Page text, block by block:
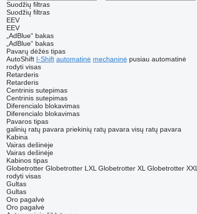
Suodžių filtras
Suodžių filtras
EEV
EEV
„AdBlue“ bakas
„AdBlue“ bakas
Pavarų dėžės tipas
AutoShift I-Shift automatinė mechaninė pusiau automatinė
rodyti visas
Retarderis
Retarderis
Centrinis sutepimas
Centrinis sutepimas
Diferencialo blokavimas
Diferencialo blokavimas
Pavaros tipas
galinių ratų pavara priekinių ratų pavara visų ratų pavara
Kabina
Vairas dešinėje
Vairas dešinėje
Kabinos tipas
Globetrotter Globetrotter LXL Globetrotter XL Globetrotter XXL
rodyti visas
Gultas
Gultas
Oro pagalvė
Oro pagalvė